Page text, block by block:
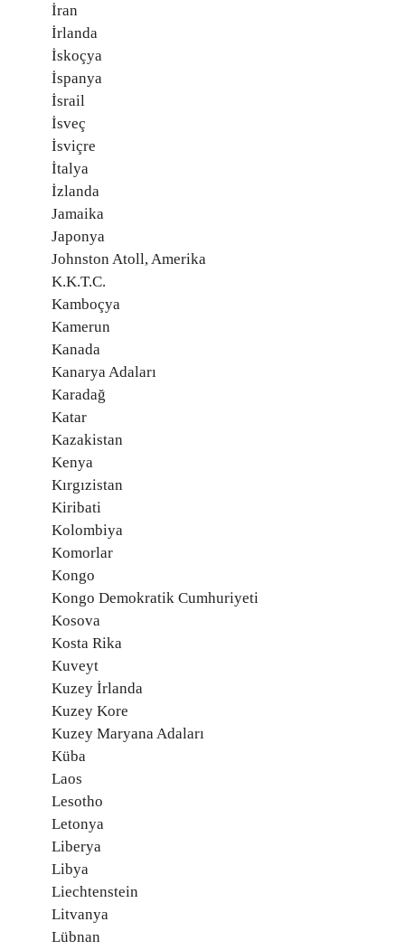
İran
İrlanda
İskoçya
İspanya
İsrail
İsveç
İsviçre
İtalya
İzlanda
Jamaika
Japonya
Johnston Atoll, Amerika
K.K.T.C.
Kamboçya
Kamerun
Kanada
Kanarya Adaları
Karadağ
Katar
Kazakistan
Kenya
Kırgızistan
Kiribati
Kolombiya
Komorlar
Kongo
Kongo Demokratik Cumhuriyeti
Kosova
Kosta Rika
Kuveyt
Kuzey İrlanda
Kuzey Kore
Kuzey Maryana Adaları
Küba
Laos
Lesotho
Letonya
Liberya
Libya
Liechtenstein
Litvanya
Lübnan